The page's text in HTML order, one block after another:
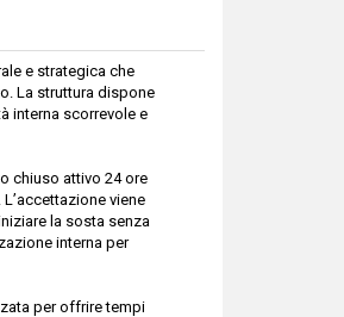
e strategica che
La struttura dispone
interna scorrevole e
chiuso attivo 24 ore
viene
la sosta senza
interna per
per offrire tempi